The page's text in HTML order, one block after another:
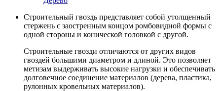
Строительный гвоздь представляет собой утолщенный
стержень с заостренным концом ромбовидной формы с
одной стороны и конической головкой с другой.
Строительные гвозди отличаются от других видов
гвоздей большими диаметром и длиной. Это позволяет
метизам выдерживать высокие нагрузки и обеспечивать
долговечное соединение материалов (дерева, пластика,
рулонных кровельных материалов).